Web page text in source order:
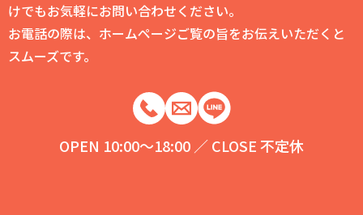
けでもお気軽にお問い合わせください。
お電話の際は、ホームページご覧の旨をお伝えいただくと
スムーズです。
OPEN 10:00～18:00 ／ CLOSE 不定休